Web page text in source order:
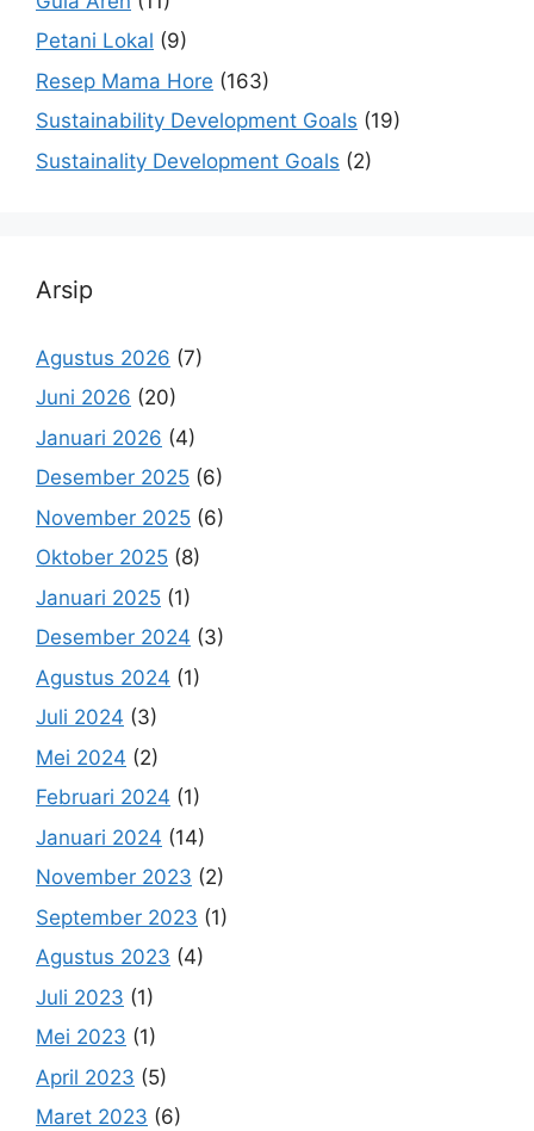
Petani Lokal (9)
Resep Mama Hore (163)
Sustainability Development Goals (19)
Sustainality Development Goals (2)
Arsip
Agustus 2026 (7)
Juni 2026 (20)
Januari 2026 (4)
Desember 2025 (6)
November 2025 (6)
Oktober 2025 (8)
Januari 2025 (1)
Desember 2024 (3)
Agustus 2024 (1)
Juli 2024 (3)
Mei 2024 (2)
Februari 2024 (1)
Januari 2024 (14)
November 2023 (2)
September 2023 (1)
Agustus 2023 (4)
Juli 2023 (1)
Mei 2023 (1)
April 2023 (5)
Maret 2023 (6)